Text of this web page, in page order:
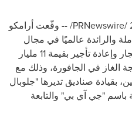
/PRNewswire/ --
وقّعت أرامكو
والرائدة عالميًا في مجال
الطاقة والكيميائيات، صفقة استئجار وإعادة تأجير بقيمة 11 مليار
الغاز في الجافورة، وذلك مع
بقيادة صناديق تديرها "جلوبال
باسم "جي آي بي" والتابعة